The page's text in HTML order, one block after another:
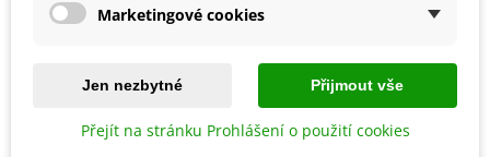
Ochrana proti přezimujícím
Přidat do košíku
Vermikompost na kvetoucí
Marketingové cookies
Jen nezbytné Přijmout vše
Přejít na stránku Prohlášení o použití cookies